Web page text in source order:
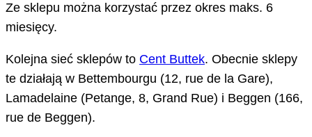
Ze sklepu można korzystać przez okres maks. 6
miesięcy.
Kolejna sieć sklepów to Cent Buttek. Obecnie sklepy
te działają w Bettembourgu (12, rue de la Gare),
Lamadelaine (Petange, 8, Grand Rue) i Beggen (166,
rue de Beggen).